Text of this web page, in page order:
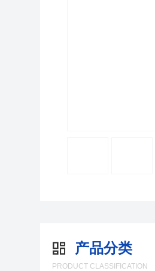
产品分类
PRODUCT CLASSIFICATION